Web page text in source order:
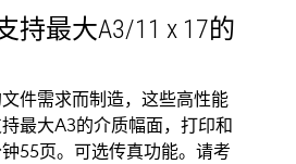
持最大A3/11 x 17的
件需求而制造，这些高性能
最大A3的介质幅面，打印和
55页。可选传真功能。请考